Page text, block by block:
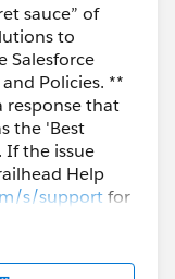
sauce” of
to
Salesforce
Policies. **
response that
the 'Best
If the issue
Help
s/supportfor